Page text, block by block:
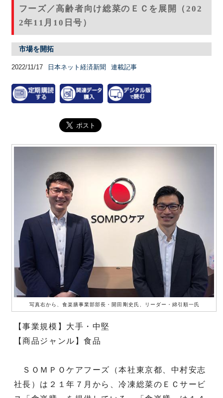
フーズ／高齢者向け総菜のＥＣを展開（202
2年11月10日号）
市場を開拓
2022/11/17 日本ネット経済新聞 連載記事
写真右から、食楽膳事業部部長・開田剛史氏、リーダー・綿引順一氏
【事業規模】大手・中堅
【商品ジャンル】食品
ＳＯＭＰＯケアフーズ（本社東京都、中村安志
社長）は２１年７月から、冷凍総菜のＥＣサービ